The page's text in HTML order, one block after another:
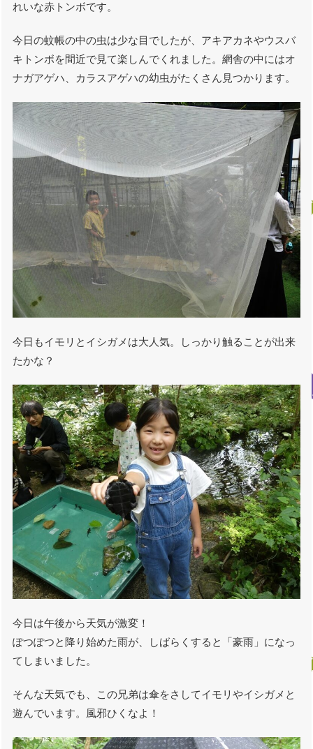
れいな赤トンボです。
今日の蚊帳の中の虫は少な目でしたが、アキアカネやウスバ
キトンボを間近で見て楽しんでくれました。網舎の中にはオ
ナガアゲハ、カラスアゲハの幼虫がたくさん見つかります。
今日もイモリとイシガメは大人気。しっかり触ることが出来
たかな？
今日は午後から天気が激変！
ぽつぽつと降り始めた雨が、しばらくすると「豪雨」になっ
てしまいました。
そんな天気でも、この兄弟は傘をさしてイモリやイシガメと
遊んでいます。風邪ひくなよ！